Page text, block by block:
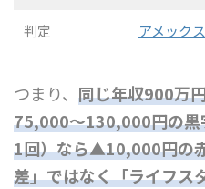
判定 アメック
つまり、 同じ年収900万
75,000〜130,000円の黒
1回）なら▲10,000円の
差」ではなく「ライフス